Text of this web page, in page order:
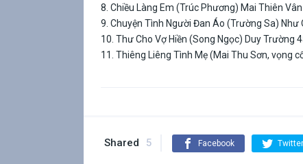
8. Chiều Làng Em (Trúc Phương) Mai Thiên
9. Chuyện Tình Người Đan Áo (Trường Sa) Như
10. Thư Cho Vợ Hiền (Song Ngọc) Duy Trường
11. Thiêng Liêng Tình Mẹ (Mai Thu Sơn, vọng
Shared 5 Facebook Twitter